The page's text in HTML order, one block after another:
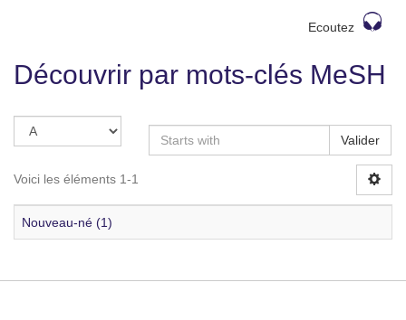
Ecoutez
Découvrir par mots-clés MeSH
Valider
Voici les éléments 1-1
Nouveau-né (1)